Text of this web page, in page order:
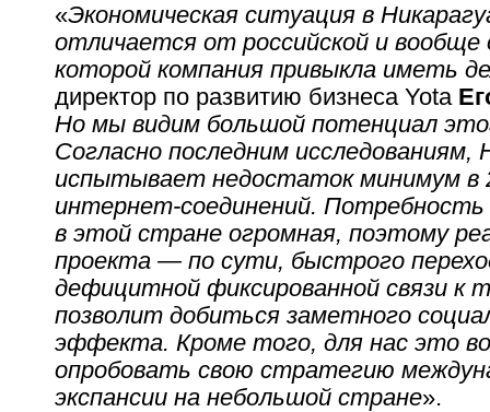
«Экономическая ситуация в
отличается от российской и
которой компания привыкла иметь
директор по развитию бизнеса Yota
Но мы видим большой потенциал
Согласно последним исследованиям,
испытывает недостаток минимум в
интернет-соединений. Потребность
в этой стране огромная, поэтому
проекта — по сути, быстрого
дефицитной фиксированной связи к
позволит добиться заметного
эффекта. Кроме того, для нас это
опробовать свою стратегию
экспансии на небольшой стране».